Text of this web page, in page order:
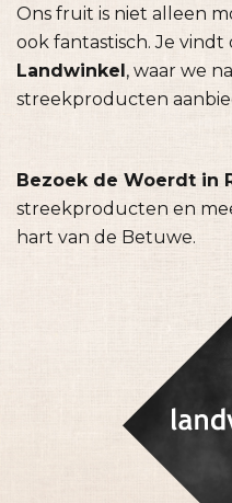
Ons fruit is niet alleen
ook fantastisch. Je
Landwinkel, waar we
streekproducten
Bezoek de Woerdt in
streekproducten en
hart van de Betuwe.